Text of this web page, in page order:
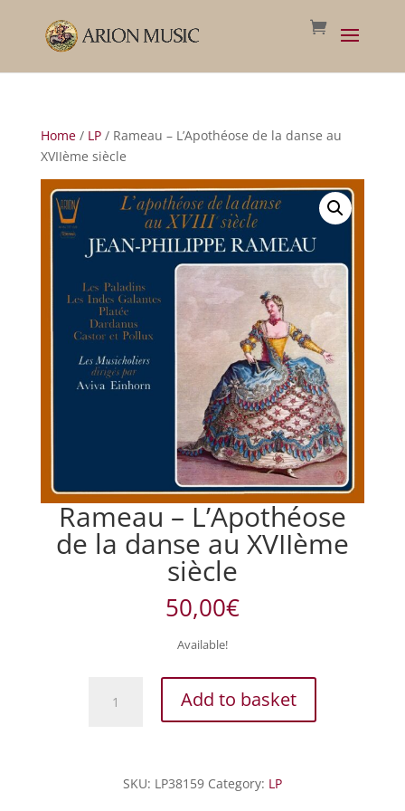
Home/ LP/ Rameau – L’Apothéose de la danse au
XVIIème siècle
Rameau – L’Apothéose
de la danse au XVIIème
siècle
50,00€
Available!
danse
Add to basket
SKU: LP38159 Category: LP